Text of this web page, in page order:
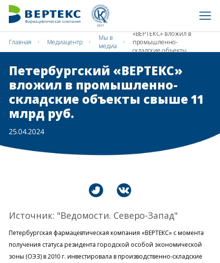
Главная Медиацентр
Мы в
медиа
«ВЕРТЕКС» вложил в
промышленно-
складские объекты
Петербургский «ВЕРТЕКС»
вложил в промышленно-
складские объекты свыше 11
млрд руб.
25.04.2024
Источник: "Ведомости. Северо-Запад"
Петербургская фармацевтическая компания «ВЕРТЕКС» с момента
получения статуса резидента городской особой экономической
зоны (ОЭЗ) в 2010 г. инвестировала в производственно-складские